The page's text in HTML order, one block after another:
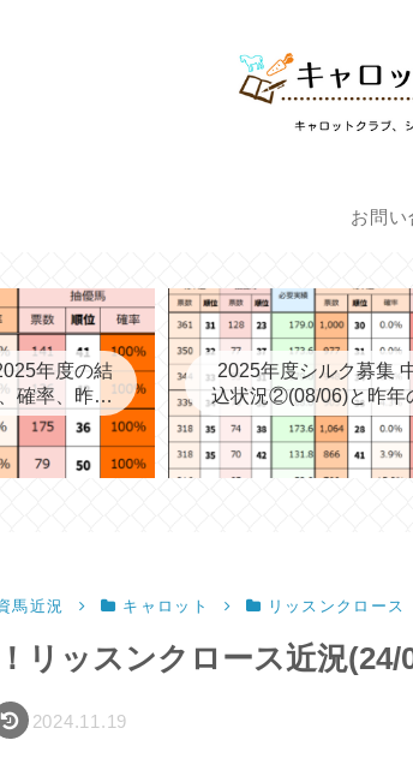
お問い
年度の結
確率、昨年
など)
2025年度シルク募集
込状況②(08/06)と昨年
③→最終
馬近況 キャロット リッスンクロース
リッスンクロース近況(24/
2024.11.19